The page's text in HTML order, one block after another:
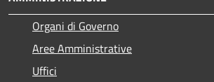
Organi di Governo
Aree Amministrative
Uffici